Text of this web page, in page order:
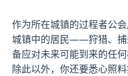
作为所在城镇的过程者公
城镇中的居民——狩猎、捕
备应对未来可能到来的任何
除此以外，你还要悉心照